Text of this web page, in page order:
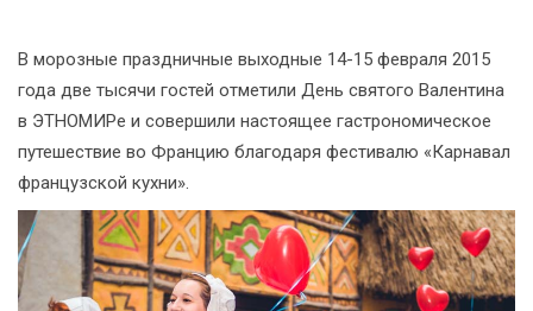
В морозные праздничные выходные 14-15 февраля 2015
года две тысячи гостей отметили День святого Валентина
в ЭТНОМИРе и совершили настоящее гастрономическое
путешествие во Францию благодаря фестивалю «Карнавал
французской кухни».